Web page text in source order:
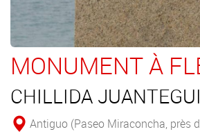
MONUMENT À
CHILLIDA
Antiguo (Paseo Miraconcha, près